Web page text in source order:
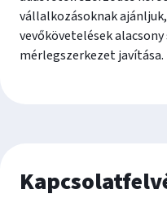
vállalkozásoknak
vevőkövetelések
mérlegszerkezet javítása.